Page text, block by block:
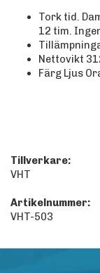
Tork tid.
12 tim.
Nettovikt
Färg Ljus
Tillverkare:
VHT
Artikelnummer:
VHT-503